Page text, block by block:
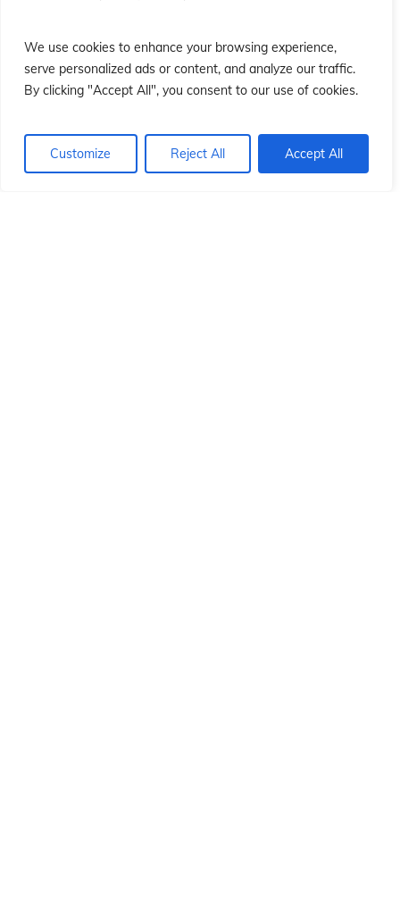
We use cookies to enhance your browsing experience,
serve personalized ads or content, and analyze our traffic.
By clicking "Accept All", you consent to our use of cookies.
Customize Reject All Accept All